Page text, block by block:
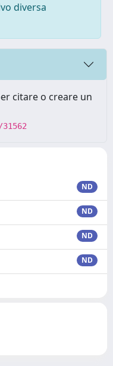
diversa
citare o creare un
ND
ND
ND
ND